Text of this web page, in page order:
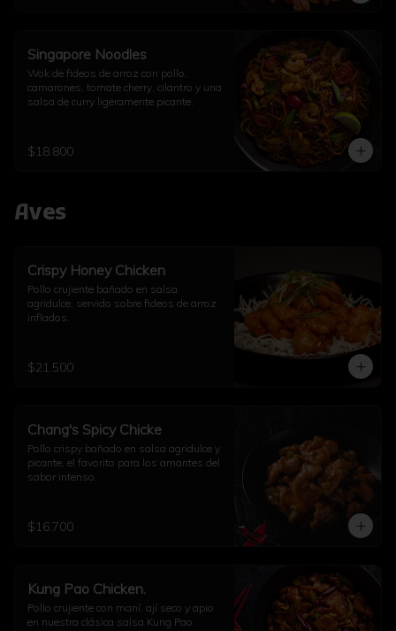
Singapore Noodles
Wok de fideos de arroz con pollo,
camarones, tomate cherry, cilantro y una
salsa de curry ligeramente picante.
$18.800
Aves
Crispy Honey Chicken
Pollo crujiente bañado en salsa
agridulce, servido sobre fideos de arroz
inflados.
$21.500
Chang's Spicy Chicke
Pollo crispy bañado en salsa agridulce y
picante, el favorito para los amantes del
sabor intenso.
$16.700
Kung Pao Chicken.
Pollo crujiente con maní, ají seco y apio
en nuestra clásica salsa Kung Pao.